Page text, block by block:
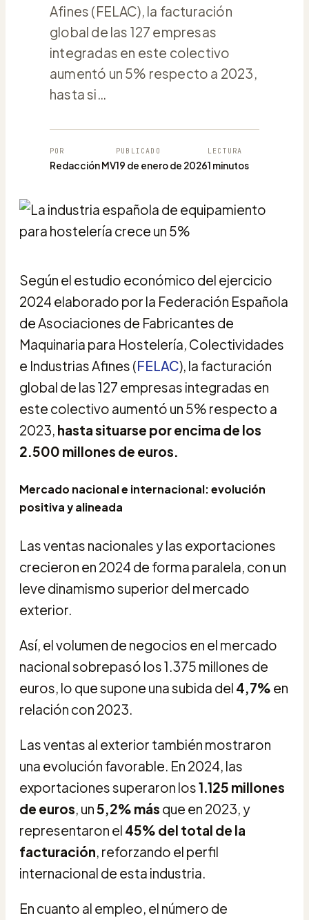
Afines (FELAC), la facturación
global de las 127 empresas
integradas en este colectivo
aumentó un 5% respecto a 2023,
hasta si…
POR
Redacción MV
PUBLICADO
19 de enero de 2026
LECTURA
1 minutos
Según el estudio económico del ejercicio
2024 elaborado por la Federación Española
de Asociaciones de Fabricantes de
Maquinaria para Hostelería, Colectividades
e Industrias Afines (FELAC), la facturación
global de las 127 empresas integradas en
este colectivo aumentó un 5% respecto a
2023, hasta situarse por encima de los
2.500 millones de euros.
Mercado nacional e internacional: evolución
positiva y alineada
Las ventas nacionales y las exportaciones
crecieron en 2024 de forma paralela, con un
leve dinamismo superior del mercado
exterior.
Así, el volumen de negocios en el mercado
nacional sobrepasó los 1.375 millones de
euros, lo que supone una subida del 4,7% en
relación con 2023.
Las ventas al exterior también mostraron
una evolución favorable. En 2024, las
exportaciones superaron los1.125 millones
de euros, un5,2% más que en 2023, y
representaron el 45% del total de la
facturación, reforzando el perfil
internacional de esta industria.
En cuanto al empleo, el número de